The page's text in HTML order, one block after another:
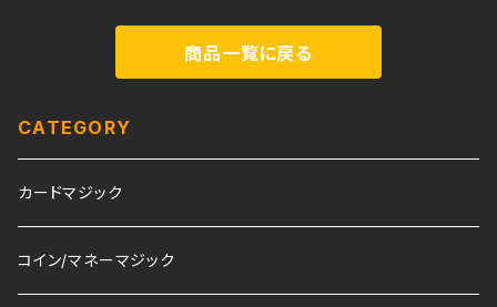
商品一覧に戻る
CATEGORY
カードマジック
コイン/マネーマジック